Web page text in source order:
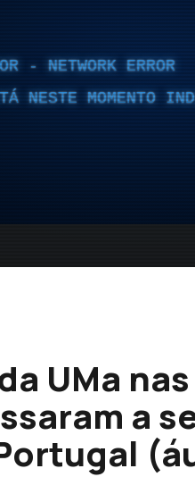
- NETWORK ERROR
NESTE MOMENTO
UMa
a